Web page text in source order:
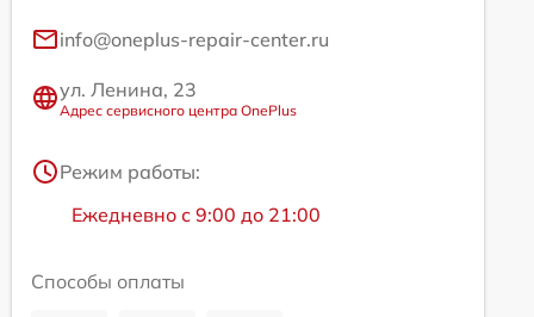
info@oneplus-repair-center.ru
ул. Ленина, 23
Адрес сервисного центра OnePlus
Режим работы:
Ежедневно с 9:00 до 21:00
Способы оплаты